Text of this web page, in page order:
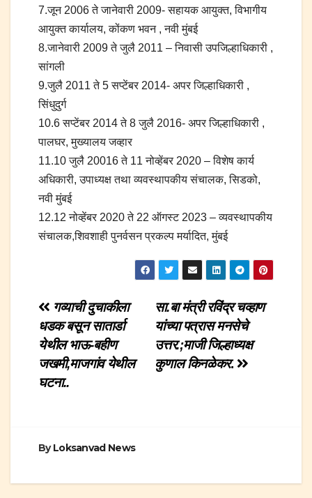
7.जून 2006 ते जानेवारी 2009- सहायक आयुक्त, विभागीय
आयुक्त कार्यालय, कोंकण भवन , नवी मुंबई
8.जानेवारी 2009 ते जुलै 2011 – निवासी उपजिल्हाधिकारी ,
सांगली
9.जुलै 2011 ते 5 सप्टेंबर 2014- अपर जिल्हाधिकारी ,
सिंधुदुर्ग
10.6 सप्टेंबर 2014 ते 8 जुलै 2016- अपर जिल्हाधिकारी ,
पालघर, मुख्यालय जव्हार
11.10 जुलै 20016 ते 11 नोव्हेंबर 2020 – विशेष कार्य
अधिकारी, उपाध्यक्ष तथा व्यवस्थापकीय संचालक, सिडको,
नवी मुंबई
12.12 नोव्हेंबर 2020 ते 22 ऑगस्ट 2023 – व्यवस्थापकीय
संचालक,शिवशाही पुनर्वसन प्रकल्प मर्यादित, मुंबई
Post
navigation
सा.बा मंत्री रविंद्र चव्हाण
यांच्या पत्रास मनसेचे
उत्तर.;माजी जिल्हाध्यक्ष
कुणाल किनळेकर.
गव्याची दुचाकीला
धडक बसून सातार्डा
येथील भाऊ-बहीण
जखमी,माजगांव येथील
घटना..
ByLoksanvad News